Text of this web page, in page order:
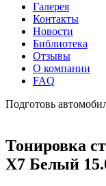
Галерея
Контакты
Новости
Библиотека
Отзывы
О компании
FAQ
Подготовь
Тонировка
X7 Белый